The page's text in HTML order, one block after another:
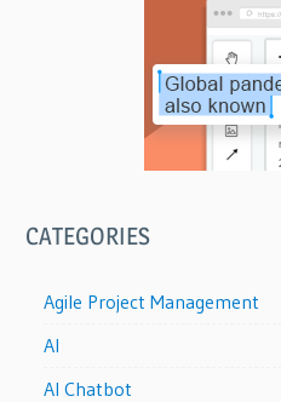
CATEGORIES
Agile Project Management
AI
AI Chatbot